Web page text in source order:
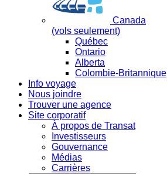
Canada
(vols seulement)
Québec
Ontario
Alberta
Colombie-Britannique
Info voyage
Nous joindre
Trouver une agence
Site corporatif
À propos de Transat
Investisseurs
Gouvernance
Médias
Carrières